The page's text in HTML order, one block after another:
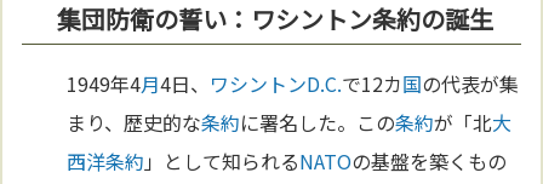
集団防衛の誓い：ワシントン条約の誕生
1949年4月4日、 ワシントンD.C.で12カ国の代表が集
まり、歴史的な条約に署名した。この条約が「北大
西洋条約 」として知られるNATOの基盤を築くもの